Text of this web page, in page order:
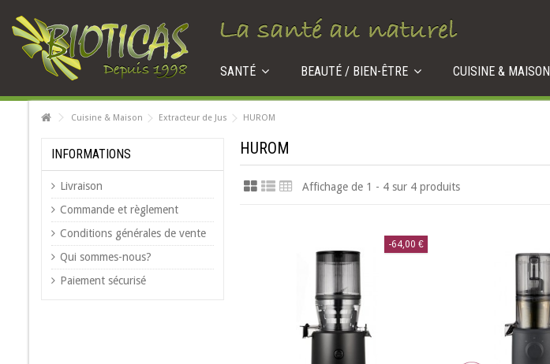
SANTÉ BEAUTÉ / BIEN-ÊTRE CUISINE & MAISON
Cuisine & Maison Extracteur de Jus HUROM
INFORMATIONS
Livraison
Commande et règlement
Conditions générales de vente
Qui sommes-nous?
Paiement sécurisé
HUROM
Affichage de 1 - 4 sur 4 produits
-64,00 €